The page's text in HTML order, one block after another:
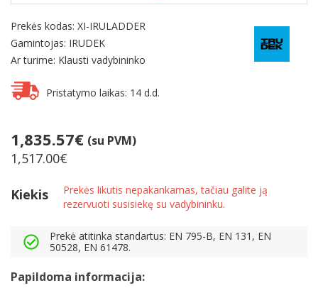
Prekės kodas: XI-IRULADDER
Gamintojas: IRUDEK
Ar turime: Klausti vadybininko
Pristatymo laikas: 14 d.d.
1,835.57€ (su PVM)
1,517.00€
Kiekis
Prekės likutis nepakankamas, tačiau galite ją
rezervuoti susisiekę su vadybininku.
Prekė atitinka standartus: EN 795-B, EN 131, EN
50528, EN 61478.
Papildoma informacija: